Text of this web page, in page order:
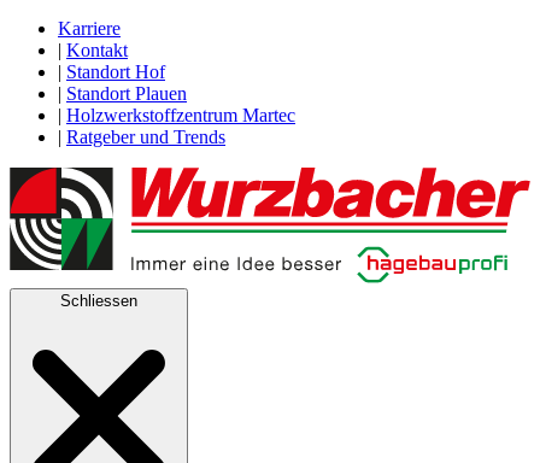
Karriere
| Kontakt
| Standort Hof
| Standort Plauen
| Holzwerkstoffzentrum Martec
| Ratgeber und Trends
Schliessen